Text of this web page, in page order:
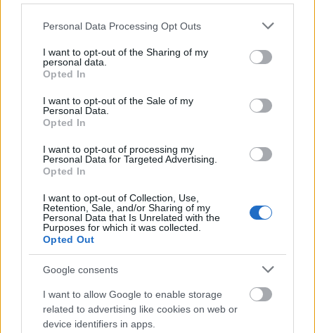
Please note that this website/app uses one or more Google
not limited to your visit or usage behaviour. You may click to
grant or deny consent to Google and its third-party tags to
use your data for below specified purposes in below Google
consent section.
Personal Data Processing Opt Outs
I want to opt-out of the Sharing of my
personal data.
Opted In
I want to opt-out of the Sale of my
Personal Data.
Opted In
I want to opt-out of processing my
Personal Data for Targeted Advertising.
Opted In
I want to opt-out of Collection, Use,
Retention, Sale, and/or Sharing of my
Personal Data that Is Unrelated with the
Purposes for which it was collected.
Opted Out
Google consents
I want to allow Google to enable storage
related to advertising like cookies on web or
device identifiers in apps.
Hozzáadjuk a főzőtejszínt. Tésztává gyúrjuk.
A tésztát lisztezett felületen egycentis vastagságúra